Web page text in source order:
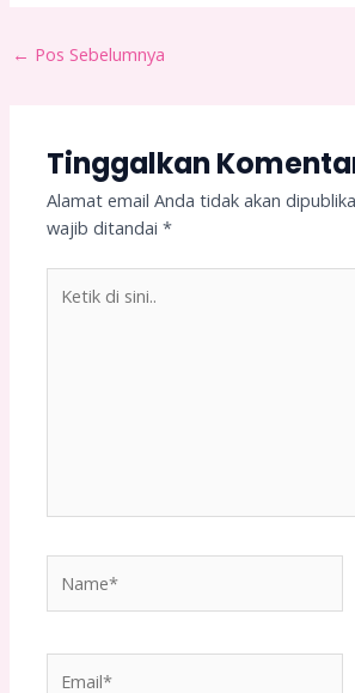
← Pos Sebelumnya
Tinggalkan
Alamat email Anda tidak akan
wajib ditandai*